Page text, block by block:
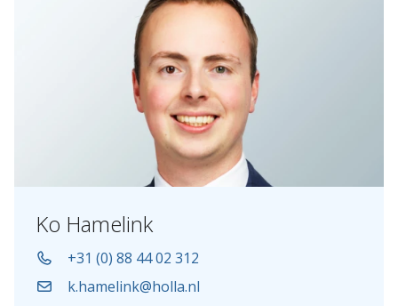
Ko Hamelink
+31 (0) 88 44 02 312
k.hamelink@holla.nl